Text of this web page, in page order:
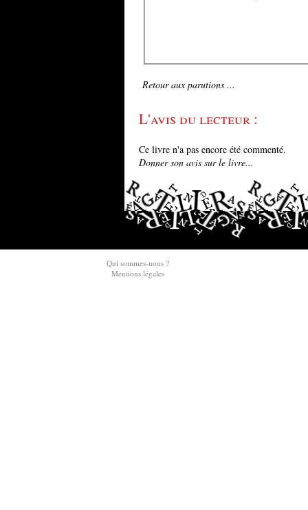
Retour aux parutions ...
L'avis du lecteur :
Ce livre n'a pas encore été commenté.
Donner son avis sur le livre...
Qui sommes-nous ?
Mentions légales